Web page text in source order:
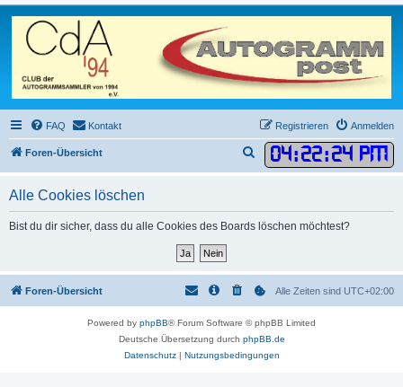
FAQ Kontakt Anmelden
Registrieren
Foren-Übersicht 04:22:24 PM
u
Alle Cookies löschen
Bist du dir sicher, dass du alle Cookies des Boards löschen möchtest?
Foren-Übersicht Alle Zeiten sind UTC+02:00
Powered by phpBB® Forum Software © phpBB Limited
Deutsche Übersetzung durch phpBB.de
Datenschutz| Nutzungsbedingungen